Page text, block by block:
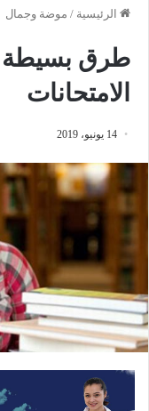
الرئيسية / موضة وجمال
طرق بسيطة
الامتحانات
14 يونيو، 2019